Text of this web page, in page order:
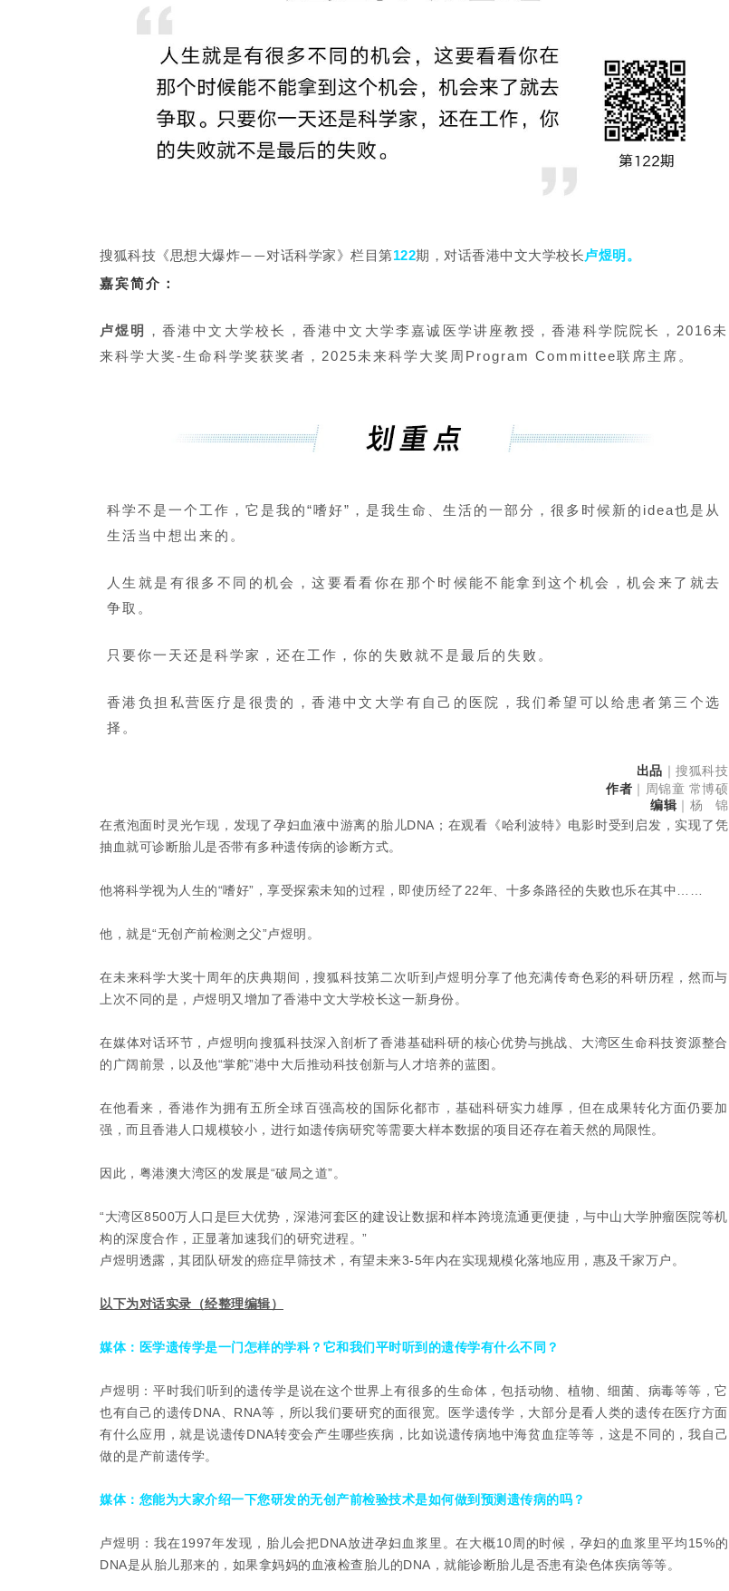
搜狐科技《思想大爆炸——对话科学家》栏目第 122期，对话香港中文大学校长卢煜明。
嘉宾简介：
卢煜明
，香港中文大学校长，香港中文大学李嘉诚医学讲座教授，香港科学院院长，2016未
来科学大奖-生命科学奖获奖者，2025未来科学大奖周Program Committee联席主席。
科学不是一个工作，它是我的“嗜好”，是我生命、生活的一部分，很多时候新的idea也是从
生活当中想出来的。
人生就是有很多不同的机会，这要看看你在那个时候能不能拿到这个机会，机会来了就去
争取。
只要你一天还是科学家，还在工作，你的失败就不是最后的失败。
香港负担私营医疗是很贵的，香港中文大学有自己的医院，我们希望可以给患者第三个选
择。
出品 ｜搜狐科技
作者 ｜
周锦童 常博硕
编辑 ｜杨 锦
在煮泡面时灵光乍现，发现了孕妇血液中游离的胎儿DNA；在观看《哈利波特》电影时受到启发，实现了凭
抽血就可诊断胎儿是否带有多种遗传病的诊断方式。
他将科学视为人生的“嗜好”，享受探索未知的过程，即使历经了22年、十多条路径的失败也乐在其中……
他，就是“无创产前检测之父”卢煜明。
在未来科学大奖十周年的庆典期间，搜狐科技第二次听到卢煜明分享了他充满传奇色彩的科研历程，然而与
上次不同的是，卢煜明又增加了香港中文大学校长这一新身份。
在媒体对话环节，卢煜明向搜狐科技深入剖析了香港基础科研的核心优势与挑战、大湾区生命科技资源整合
的广阔前景，以及他“掌舵”港中大后推动科技创新与人才培养的蓝图。
在他看来，香港作为拥有五所全球百强高校的国际化都市，基础科研实力雄厚，但在成果转化方面仍要加
强，而且香港人口规模较小，进行如遗传病研究等需要大样本数据的项目还存在着天然的局限性。
因此，粤港澳大湾区的发展是“破局之道”。
“大湾区8500万人口是巨大优势，深港河套区的建设让数据和样本跨境流通更便捷，与中山大学肿瘤医院等机
构的深度合作，正显著加速我们的研究进程。”
卢煜明透露，其团队研发的癌症早筛技术，有望未来3-5年内在实现规模化落地应用，惠及千家万户。
以下为对话实录（经整理编辑）
媒体：医学遗传学是一门怎样的学科？它和我们平时听到的遗传学有什么不同？
卢煜明：平时我们听到的遗传学是说在这个世界上有很多的生命体，包括动物、植物、细菌、病毒等等，它
也有自己的遗传DNA、RNA等，所以我们要研究的面很宽。医学遗传学，大部分是看人类的遗传在医疗方面
有什么应用，就是说遗传DNA转变会产生哪些疾病，比如说遗传病地中海贫血症等等，这是不同的，我自己
做的是产前遗传学。
媒体：您能为大家介绍一下您研发的无创产前检验技术是如何做到预测遗传病的吗？
卢煜明：我在1997年发现，胎儿会把DNA放进孕妇血浆里。在大概10周的时候，孕妇的血浆里平均15%的
DNA是从胎儿那来的，如果拿妈妈的血液检查胎儿的DNA，就能诊断胎儿是否患有染色体疾病等等。